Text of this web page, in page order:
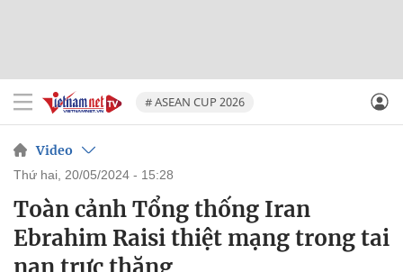
# ASEAN CUP 2026
Video
thứ hai, 20/05/2024 - 15:28
Toàn cảnh Tổng thống Iran
Ebrahim Raisi thiệt mạng trong tai